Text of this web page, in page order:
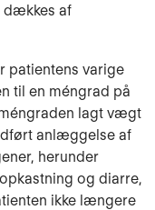
dækkes af
patientens varige
til en méngrad på
lagt vægt
anlæggelse af
herunder
og diarre,
ikke længere